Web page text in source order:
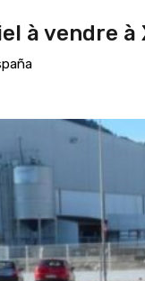
à vendre à